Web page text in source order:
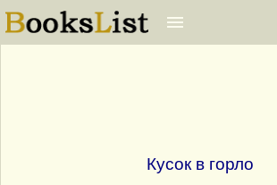
Кусок в горло